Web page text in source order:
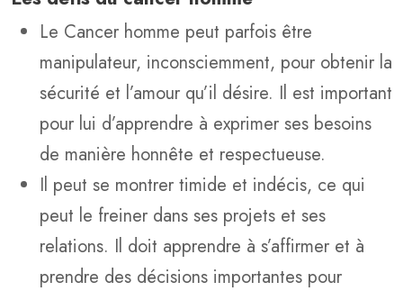
Le Cancer homme peut parfois être
manipulateur, inconsciemment, pour obtenir la
sécurité et l’amour qu’il désire. Il est important
pour lui d’apprendre à exprimer ses besoins
de manière honnête et respectueuse.
Il peut se montrer timide et indécis, ce qui
peut le freiner dans ses projets et ses
relations. Il doit apprendre à s’affirmer et à
prendre des décisions importantes pour